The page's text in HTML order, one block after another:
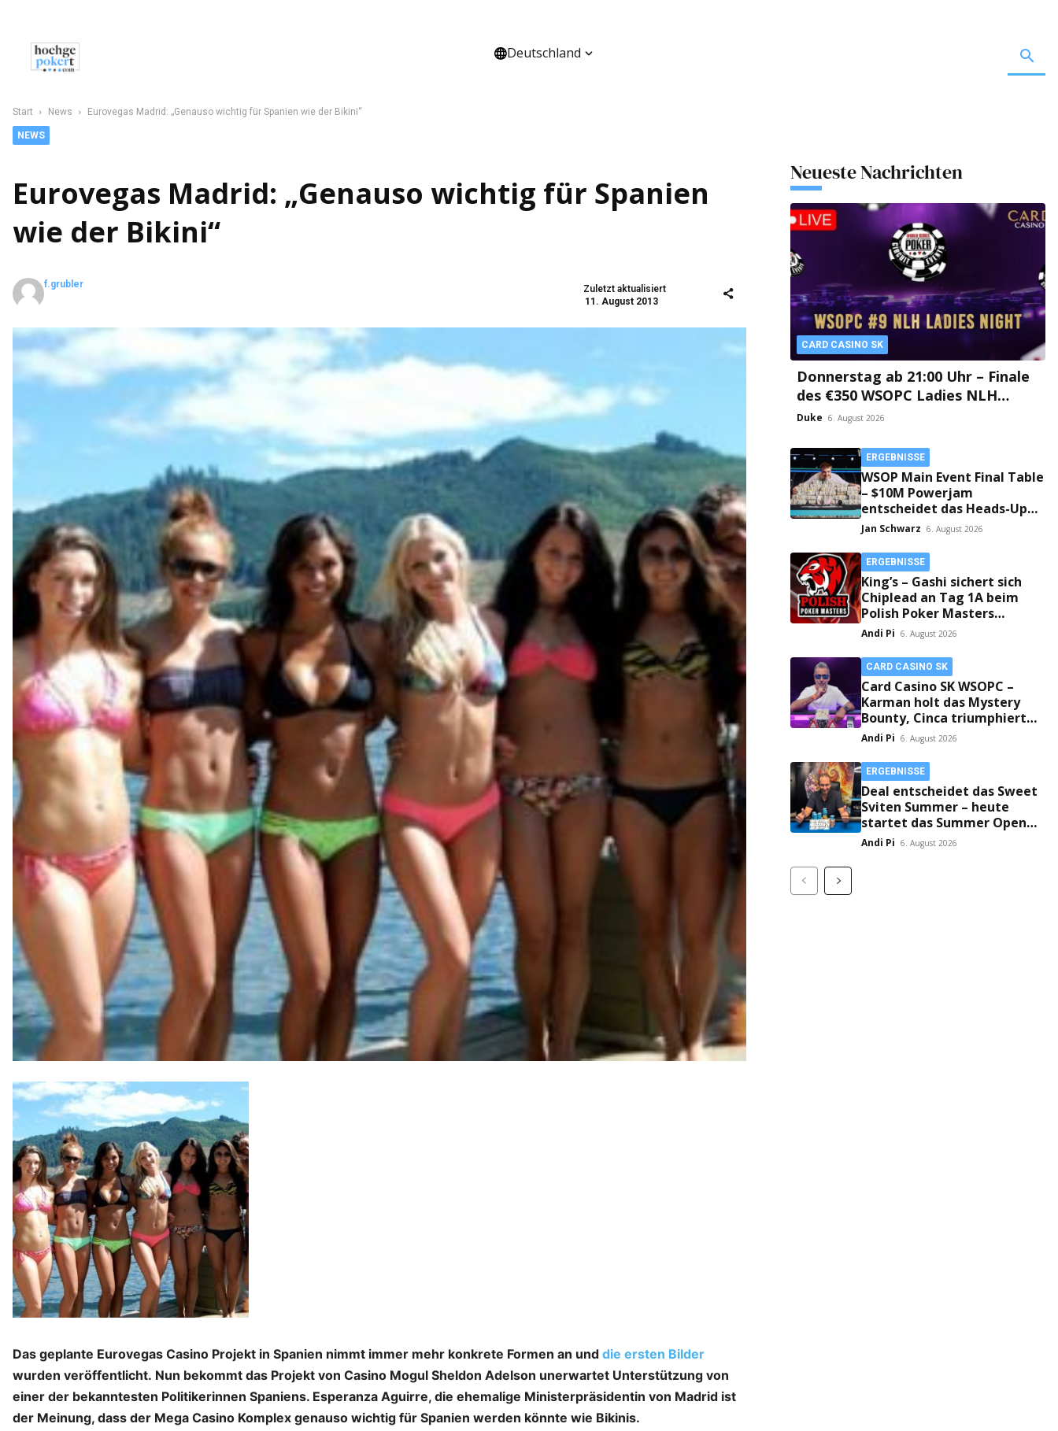
Deutschland
Start News Eurovegas Madrid: „Genauso wichtig für Spanien wie der Bikini“
NEWS
Eurovegas Madrid: „Genauso wichtig für Spanien
wie der Bikini“
Zuletzt aktualisiert
11. August 2013
f.grubler
Das geplante Eurovegas Casino Projekt in Spanien nimmt immer mehr konkrete Formen an und die ersten Bilder
wurden veröffentlicht. Nun bekommt das Projekt von Casino Mogul Sheldon Adelson unerwartet Unterstützung von
einer der bekanntesten Politikerinnen Spaniens. Esperanza Aguirre, die ehemalige Ministerpräsidentin von Madrid ist
der Meinung, dass der Mega Casino Komplex genauso wichtig für Spanien werden könnte wie Bikinis.
Neueste Nachrichten
CARD CASINO SK
Donnerstag ab 21:00 Uhr – Finale
des €350 WSOPC Ladies NLH
Event #9 aus dem Card Casino SK!
Duke 6. August 2026
ERGEBNISSE
WSOP Main Event Final Table
– $10M Powerjam
entscheidet das Heads-Up
zwischen Jumalon und
Saaskilahti!
Jan Schwarz 6. August 2026
ERGEBNISSE
King’s – Gashi sichert sich
Chiplead an Tag 1A beim
Polish Poker Masters
Mystery Bounty!
Andi Pi 6. August 2026
CARD CASINO SK
Card Casino SK WSOPC –
Karman holt das Mystery
Bounty, Cinca triumphiert
im 6-Max!
Andi Pi 6. August 2026
ERGEBNISSE
Deal entscheidet das Sweet
Sviten Summer – heute
startet das Summer Open
Bounty!
Andi Pi 6. August 2026